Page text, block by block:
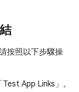
按照以下步驟操
App Links」 。